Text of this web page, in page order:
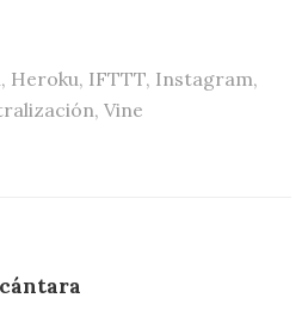
, Heroku, IFTTT, Instagram,
, Vine